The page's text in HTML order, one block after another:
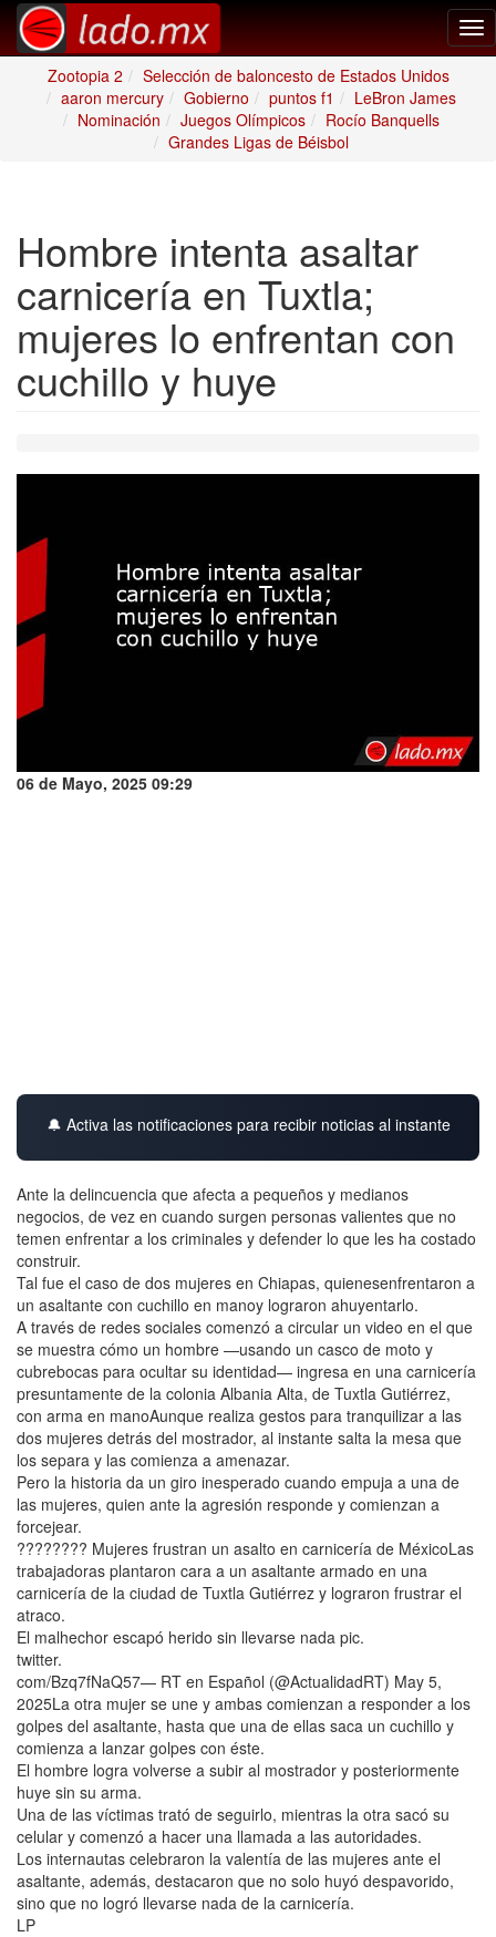
Zootopia 2
Selección de baloncesto de Estados Unidos
aaron mercury
Gobierno puntos f1
LeBron James
Nominación
Juegos Olímpicos
Rocío Banquells
Grandes Ligas de Béisbol
Hombre intenta asaltar
carnicería en Tuxtla;
mujeres lo enfrentan con
cuchillo y huye
06 de Mayo, 2025 09:29
🔔 Activa las notificaciones para recibir noticias al instante
Ante la delincuencia que afecta a pequeños y medianos
negocios, de vez en cuando surgen personas valientes que no
temen enfrentar a los criminales y defender lo que les ha costado
construir.
Tal fue el caso de dos mujeres en Chiapas, quienesenfrentaron a
un asaltante con cuchillo en manoy lograron ahuyentarlo.
A través de redes sociales comenzó a circular un video en el que
se muestra cómo un hombre —usando un casco de moto y
cubrebocas para ocultar su identidad— ingresa en una carnicería
presuntamente de la colonia Albania Alta, de Tuxtla Gutiérrez,
con arma en manoAunque realiza gestos para tranquilizar a las
dos mujeres detrás del mostrador, al instante salta la mesa que
los separa y las comienza a amenazar.
Pero la historia da un giro inesperado cuando empuja a una de
las mujeres, quien ante la agresión responde y comienzan a
forcejear.
???????? Mujeres frustran un asalto en carnicería de MéxicoLas
trabajadoras plantaron cara a un asaltante armado en una
carnicería de la ciudad de Tuxtla Gutiérrez y lograron frustrar el
atraco.
El malhechor escapó herido sin llevarse nada pic.
twitter.
com/Bzq7fNaQ57— RT en Español (@ActualidadRT) May 5,
2025La otra mujer se une y ambas comienzan a responder a los
golpes del asaltante, hasta que una de ellas saca un cuchillo y
comienza a lanzar golpes con éste.
El hombre logra volverse a subir al mostrador y posteriormente
huye sin su arma.
Una de las víctimas trató de seguirlo, mientras la otra sacó su
celular y comenzó a hacer una llamada a las autoridades.
Los internautas celebraron la valentía de las mujeres ante el
asaltante, además, destacaron que no solo huyó despavorido,
sino que no logró llevarse nada de la carnicería.
LP